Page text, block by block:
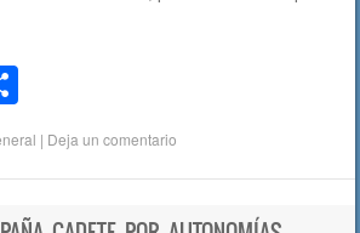
o
m
p
| Deja un comentario